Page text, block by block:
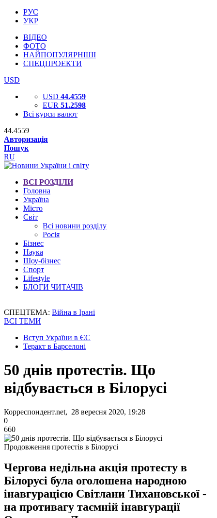
РУС
УКР
ВІДЕО
ФОТО
НАЙПОПУЛЯРНІШІ
СПЕЦПРОЕКТИ
USD
USD 44.4559
EUR 51.2598
Всі курси валют
44.4559
Авторизація
Пошук
RU
ВСІ РОЗДІЛИ
Головна
Україна
Місто
Світ
Всі новини розділу
Росія
Бізнес
Наука
Шоу-бізнес
Спорт
Lifestyle
БЛОГИ ЧИТАЧІВ
СПЕЦТЕМА: Війна в Ірані
ВСІ ТЕМИ
Вступ України в ЄС
Теракт в Барселоні
50 днів протестів. Що
відбувається в Білорусі
Корреспондент.net, 28 вересня 2020, 19:28
0
660
Продовження протестів в Білорусі
Чергова недільна акція протесту в
Білорусі була оголошена народною
інавгурацією Світлани Тихановської -
на противагу таємній інавгурації